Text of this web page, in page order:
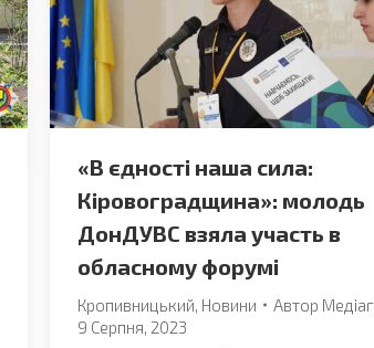
«В єдності наша сила:
Кіровоградщина»: молодь
ДонДУВС взяла участь в
обласному форумі
Кропивницький, Новини Автор
9 Серпня, 2023